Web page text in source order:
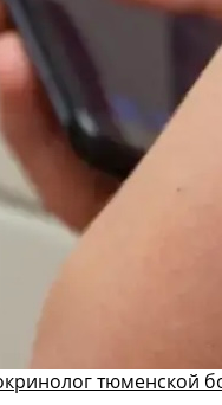
тюменской